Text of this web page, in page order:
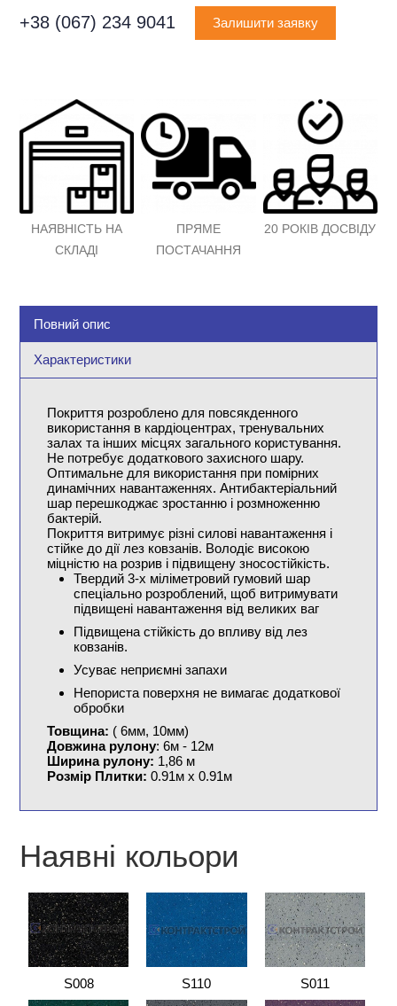
+38 (067) 234 9041 Залишити заявку
НАЯВНІСТЬ НА
СКЛАДІ
ПРЯМЕ
ПОСТАЧАННЯ
20 РОКІВ ДОСВІДУ
Повний опис
Характеристики
Покриття розроблено для повсякденного
використання в кардіоцентрах, тренувальних
залах та інших місцях загального користування.
Не потребує додаткового захисного шару.
Оптимальне для використання при помірних
динамічних навантаженнях. Антибактеріальний
шар перешкоджає зростанню і розмноженню
бактерій.
Покриття витримує різні силові навантаження і
стійке до дії лез ковзанів. Володіє високою
міцністю на розрив і підвищену зносостійкість.
Твердий 3-х міліметровий гумовий шар
спеціально розроблений, щоб витримувати
підвищені навантаження від великих ваг
Підвищена стійкість до впливу від лез
ковзанів.
Усуває неприємні запахи
Непориста поверхня не вимагає додаткової
обробки
Товщина: ( 6мм, 10мм)
Довжина рулону: 6м - 12м
Ширина рулону: 1,86 м
Розмір Плитки: 0.91м x 0.91м
Наявні кольори
S008 S110 S011